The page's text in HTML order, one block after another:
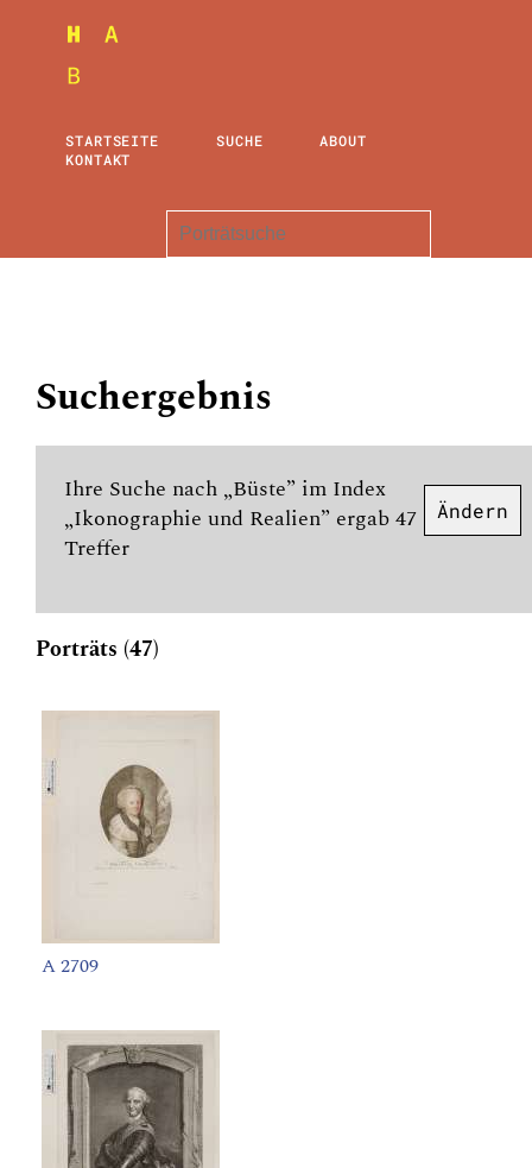
STARTSEITE SUCHE
ABOUT
KONTAKT
Suchergebnis
Ihre Suche nach „Büste” im Index
„Ikonographie und Realien” ergab 47
Treffer
Ändern
Porträts (47)
A 2709